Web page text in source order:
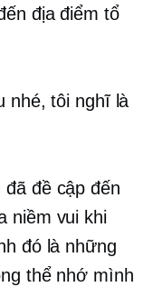
địa điểm tổ
nhé, tôi nghĩ là
đề cập đến
niềm vui khi
đó là những
thể nhớ mình